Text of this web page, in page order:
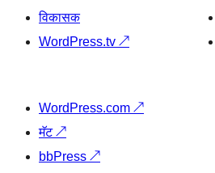
विकासक
WordPress.tv ↗
WordPress.com ↗
मॅट↗
bbPress ↗